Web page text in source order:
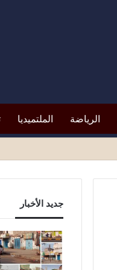
الرياضة الملتميديا
جديد الأخبار